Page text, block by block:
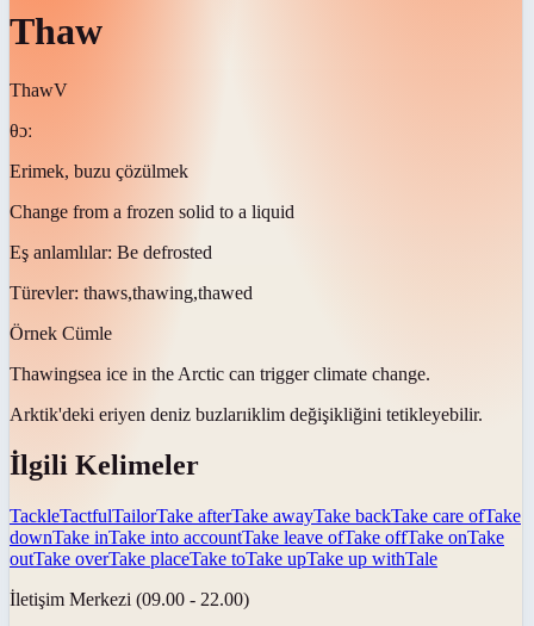
Thaw
ThawV
θɔː
Erimek, buzu çözülmek
Change from a frozen solid to a liquid
Eş anlamlılar: Be defrosted
Türevler: thaws,thawing,thawed
Örnek Cümle
Thawingsea ice in the Arctic can trigger climate change.
Arktik'deki eriyen deniz buzlarıiklim değişikliğini tetikleyebilir.
İlgili Kelimeler
TackleTactfulTailorTake afterTake awayTake backTake care ofTake
downTake inTake into accountTake leave ofTake offTake onTake
outTake overTake placeTake toTake upTake up withTale
İletişim Merkezi (09.00 - 22.00)